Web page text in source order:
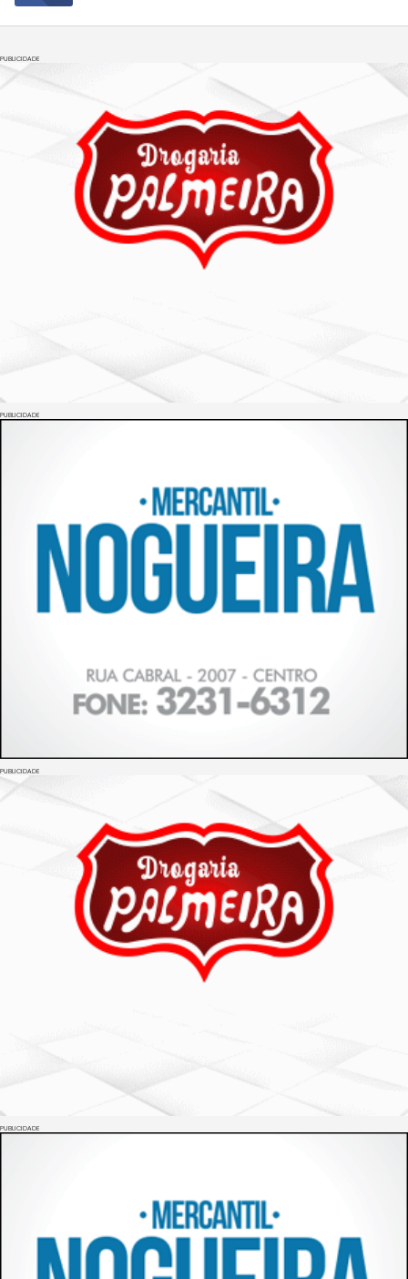
PUBLICIDADE
PUBLICIDADE
PUBLICIDADE
PUBLICIDADE